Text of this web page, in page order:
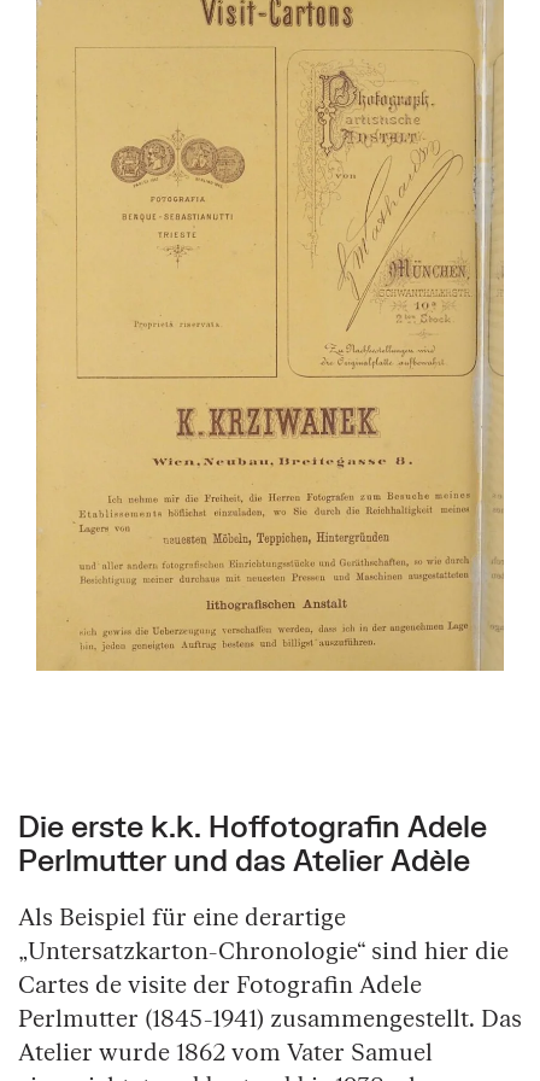
Springe zum Anfang des Bilder Slider
Die erste k.k. Hoffotografin Adele
Perlmutter und das Atelier Adèle
Als Beispiel für eine derartige
„Untersatzkarton-Chronologie“ sind hier die
Cartes de visite der Fotografin Adele
Perlmutter (1845-1941) zusammengestellt. Das
Atelier wurde 1862 vom Vater Samuel